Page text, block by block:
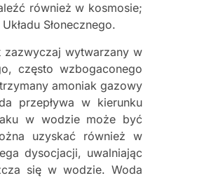
również w kosmosie;
Słonecznego.
zazwyczaj wytwarzany w
często wzbogaconego
amoniak gazowy
przepływa w kierunku
w wodzie może być
uzyskać również w
dysocjacji, uwalniając
się w wodzie. Woda